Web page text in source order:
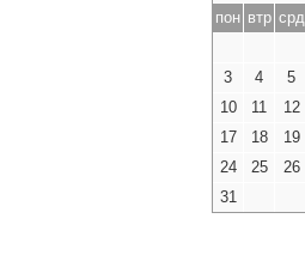
пон втр срд
3
4 5
10
11 12
17
18 19
24
25 26
31